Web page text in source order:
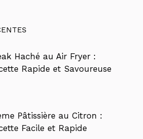
Haché au Air Fryer :
Rapide et Savoureuse
Pâtissière au Citron :
Facile et Rapide